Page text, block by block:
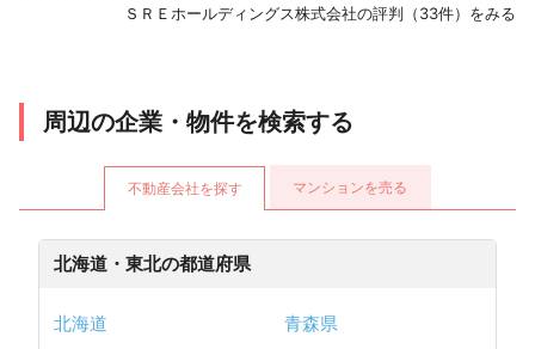
ＳＲＥホールディングス株式会社の評判（33件）をみる
周辺の企業・物件を検索する
不動産会社を探す マンションを売る
北海道・東北の都道府県
北海道
青森県